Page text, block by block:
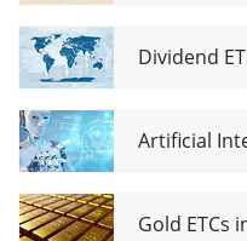
Dividend
Gold ETCs